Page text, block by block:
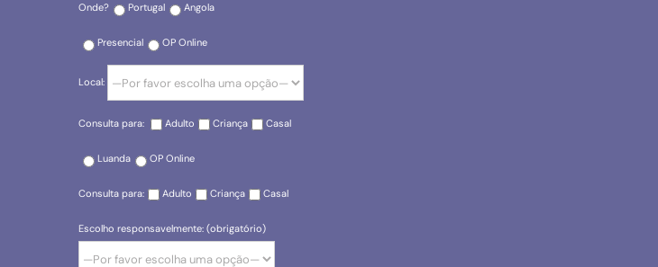
Onde? Portugal Angola
Presencial OP Online
Local:
Consulta para: Adulto Criança Casal
Luanda OP Online
Consulta para: Adulto Criança Casal
Escolho responsavelmente: (obrigatório)